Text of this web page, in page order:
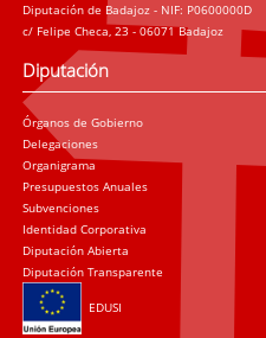
Diputación de Badajoz - NIF: P0600000D
c/ Felipe Checa, 23 - 06071 Badajoz
Diputación
Órganos de Gobierno
Delegaciones
Organigrama
Presupuestos Anuales
Subvenciones
Identidad Corporativa
Diputación Abierta
Diputación Transparente
EDUSI